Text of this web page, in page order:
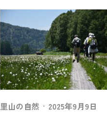
里山の自然 · 2025年9月9日